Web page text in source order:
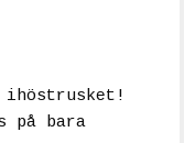
på bara